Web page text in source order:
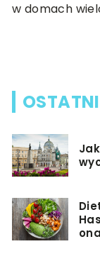
w domach